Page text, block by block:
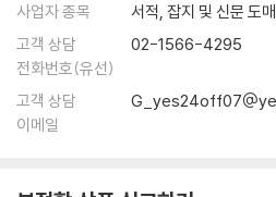
요행을 바라지 말고 역량을 쌓아라
· 과신은 스스로를 망친다 - 천하영웅 항우
제9편│행군 行軍 적의 움직임에 답이 있다
속한 승리에 있으며 결코 오래 끄는 데 있
득하고 그 이익을 통찰하는 장수야말로,
가 안위와 존망을 주재하는 존재다.
--- p.57-65 「제2편│작전」 중에서
워라”라고 냉정하게 말했다. 싸움에 뛰어
지만, 미리 승리의 조건을 만들어 놓고 싸
쟁 사회에서 이 가르침은 더욱 무겁게 다
지고, 단기 실적만 추구하는 기업은 지속
움을 피하고, 싸우지 않고 이기는 자가 진정
사업자 종목
서적, 잡지 및 신문 도
고객 상담
전화번호(유선)
02-1566-4295
고객 상담
이메일